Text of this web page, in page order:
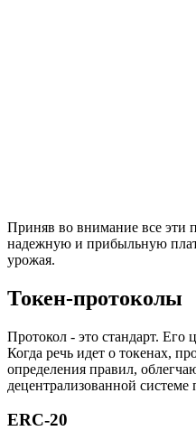
Приняв во внимание все эти
надежную и прибыльную
урожая.
Токен-протоколы
Протокол - это стандарт. Его
Когда речь идет о токенах,
определения правил,
децентрализованной
ERC-20